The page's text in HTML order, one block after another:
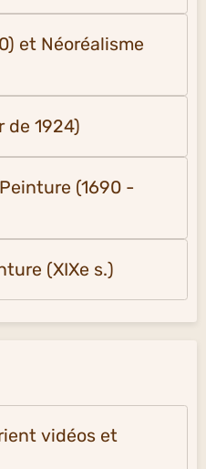
et Néoréalisme
de 1924)
(1690 -
(XIXe s.)
vidéos et